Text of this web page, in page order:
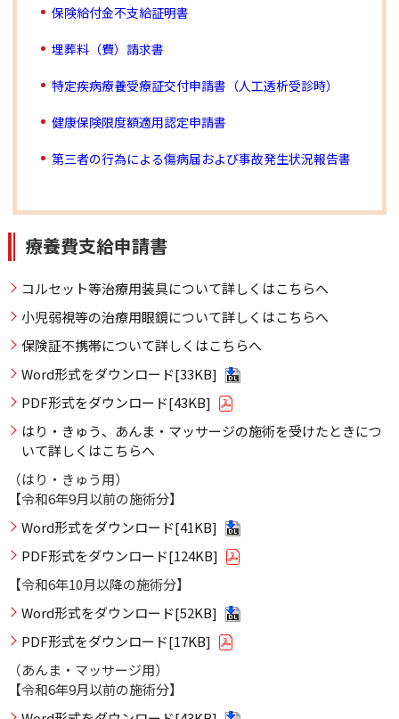
保険給付金不支給証明書
埋葬料（費）請求書
特定疾病療養受療証交付申請書（人工透析受診時）
健康保険限度額適用認定申請書
第三者の行為による傷病届および事故発生状況報告書
療養費支給申請書
コルセット等治療用装具について詳しくはこちらへ
小児弱視等の治療用眼鏡について詳しくはこちらへ
保険証不携帯について詳しくはこちらへ
Word形式をダウンロード[33KB]
PDF形式をダウンロード[43KB]
はり・きゅう、あんま・マッサージの施術を受けたときにつ
いて詳しくはこちらへ
（はり・きゅう用）
【令和6年9月以前の施術分】
Word形式をダウンロード[41KB]
PDF形式をダウンロード[124KB]
【令和6年10月以降の施術分】
Word形式をダウンロード[52KB]
PDF形式をダウンロード[17KB]
（あんま・マッサージ用）
【令和6年9月以前の施術分】